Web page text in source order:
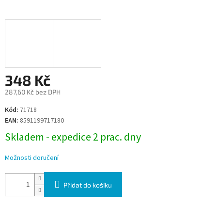
348 Kč
287,60 Kč bez DPH
Měrná
cena:
Kód: 71718
EAN: 8591199717180
Skladem - expedice 2 prac. dny
Možnosti doručení
Přidat do košíku